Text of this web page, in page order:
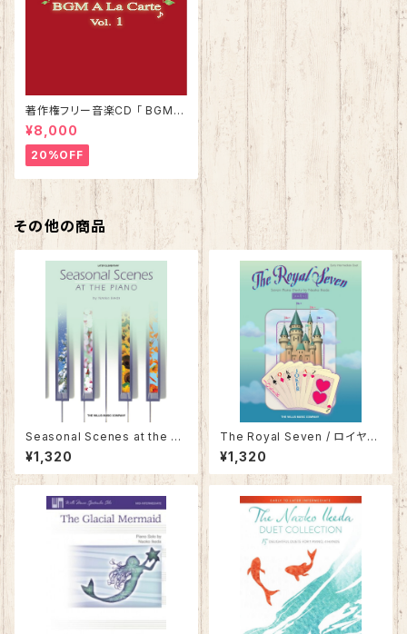
著作権フリー音楽CD 「 BGMア
ラカルト Vol.1 」
¥8,000
20%OFF
その他の商品
Seasonal Scenes at the pi
ano / シーズナル・シーンズ 〜
4つの季節の扉を開けて
¥1,320
The Royal Seven / ロイヤ
ル・セブン〜トランプ城の物語〜
¥1,320